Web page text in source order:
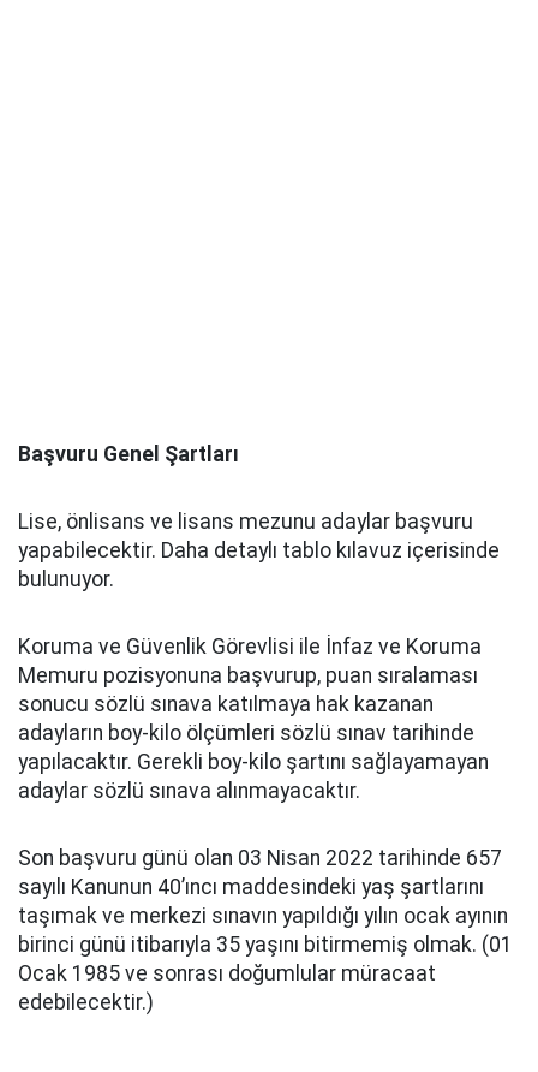
Başvuru Genel Şartları
Lise, önlisans ve lisans mezunu adaylar başvuru
yapabilecektir. Daha detaylı tablo kılavuz içerisinde
bulunuyor.
Koruma ve Güvenlik Görevlisi ile İnfaz ve Koruma
Memuru pozisyonuna başvurup, puan sıralaması
sonucu sözlü sınava katılmaya hak kazanan
adayların boy-kilo ölçümleri sözlü sınav tarihinde
yapılacaktır. Gerekli boy-kilo şartını sağlayamayan
adaylar sözlü sınava alınmayacaktır.
Son başvuru günü olan 03 Nisan 2022 tarihinde 657
sayılı Kanunun 40’ıncı maddesindeki yaş şartlarını
taşımak ve merkezi sınavın yapıldığı yılın ocak ayının
birinci günü itibarıyla 35 yaşını bitirmemiş olmak. (01
Ocak 1985 ve sonrası doğumlular müracaat
edebilecektir.)